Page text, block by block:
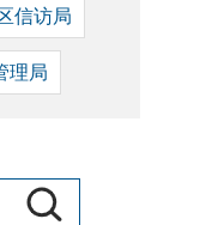
信访局
理局